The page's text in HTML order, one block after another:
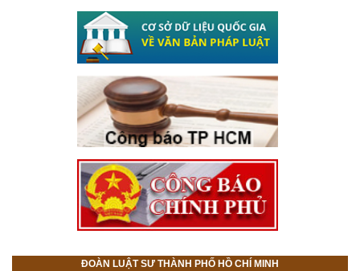
ĐOÀN LUẬT SƯ THÀNH PHỐ HỒ CHÍ MINH